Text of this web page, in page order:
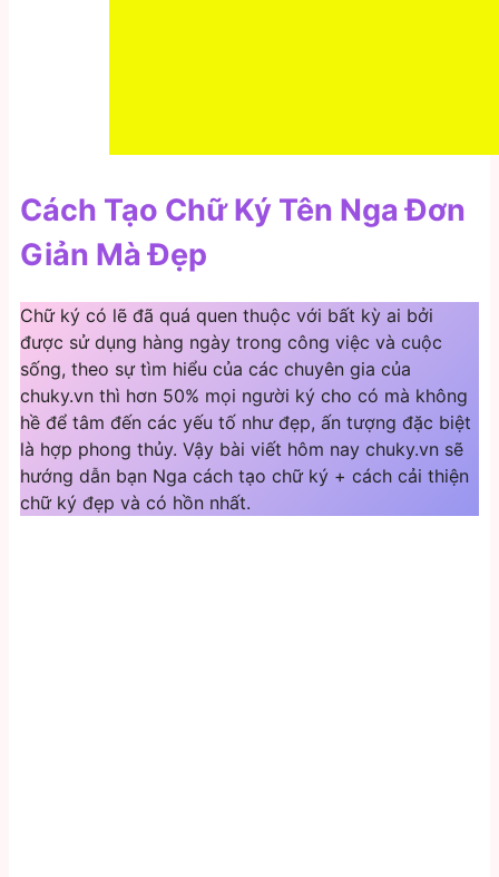
Cách Tạo Chữ Ký Tên Nga Đơn
Giản Mà Đẹp
Chữ ký có lẽ đã quá quen thuộc với bất kỳ ai bởi
được sử dụng hàng ngày trong công việc và cuộc
sống, theo sự tìm hiểu của các chuyên gia của
chuky.vn thì hơn 50% mọi người ký cho có mà không
hề để tâm đến các yếu tố như đẹp, ấn tượng đặc biệt
là hợp phong thủy. Vậy bài viết hôm nay chuky.vn sẽ
hướng dẫn bạn Nga cách tạo chữ ký + cách cải thiện
chữ ký đẹp và có hồn nhất.